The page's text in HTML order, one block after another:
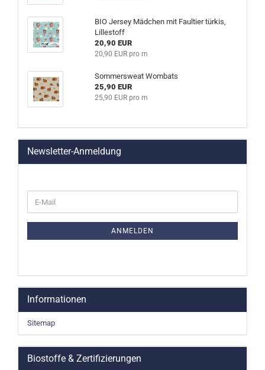
BIO Jersey Mädchen mit Faultier türkis,
Lillestoff
20,90 EUR
20,90 EUR pro m
Sommersweat Wombats
25,90 EUR
25,90 EUR pro m
Newsletter-Anmeldung
ZUR
E-
Mail
ANMELDEN
Informationen
Sitemap
Biostoffe & Zertifizierungen